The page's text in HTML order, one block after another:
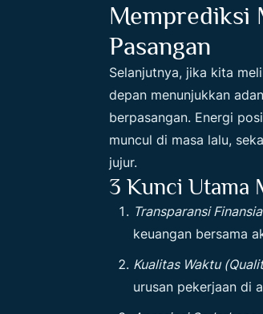
Memprediksi
Pasangan
Selanjutnya, jika kita
depan menunjukkan
berpasangan. Energi
muncul di masa lalu,
jujur.
3 Kunci Utama
Transparansi
keuangan bersama
Kualitas Waktu
urusan pekerjaan di